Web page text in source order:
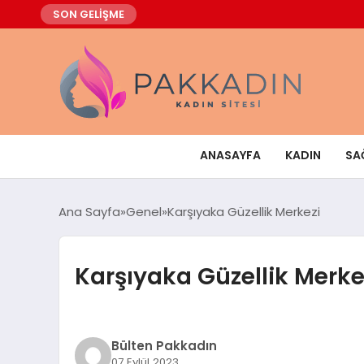
SON GELİŞME
ANASAYFA KADIN
Ana Sayfa Genel Karşıyaka Güzellik Merkezi
Karşıyaka Güzellik
Bülten Pakkadın